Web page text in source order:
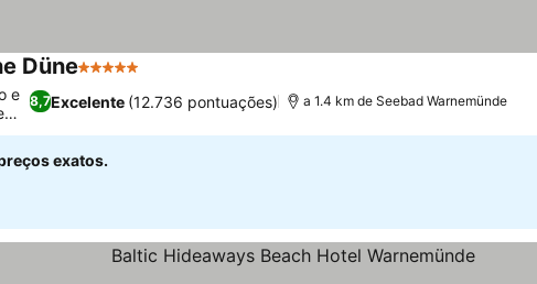
Düne5 Estrelas
8,7Excelente (12.736 pontuações)
e
a 1.4 km de Seebad Warnemünde
exatos.